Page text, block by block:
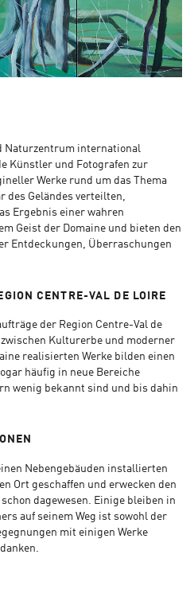
Naturzentrum international
Künstler und Fotografen zur
Werke rund um das Thema
des Geländes verteilten,
Ergebnis einer wahren
Geist der Domaine und bieten den
Entdeckungen, Überraschungen
CENTRE-VAL DE LOIRE
der Region Centre-Val de
Kulturerbe und moderner
realisierten Werke bilden einen
häufig in neue Bereiche
wenig bekannt sind und bis dahin
Nebengebäuden installierten
Ort geschaffen und erwecken den
dagewesen. Einige bleiben in
auf seinem Weg ist sowohl der
mit einigen Werke